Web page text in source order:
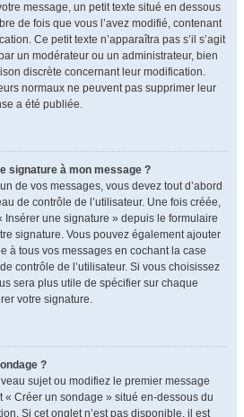
message, un petit texte situé en dessous
de fois que vous l’avez modifié, contenant
Ce petit texte n’apparaîtra pas s’il s’agit
un modérateur ou un administrateur, bien
discrète concernant leur modification.
normaux ne peuvent pas supprimer leur
a été publiée.
signature à mon message ?
de vos messages, vous devez tout d’abord
de contrôle de l’utilisateur. Une fois créée,
Insérer une signature » depuis le formulaire
signature. Vous pouvez également ajouter
à tous vos messages en cochant la case
contrôle de l’utilisateur. Si vous choisissez
sera plus utile de spécifier sur chaque
votre signature.
?
sujet ou modifiez le premier message
« Créer un sondage » situé en-dessous du
Si cet onglet n’est pas disponible, il est